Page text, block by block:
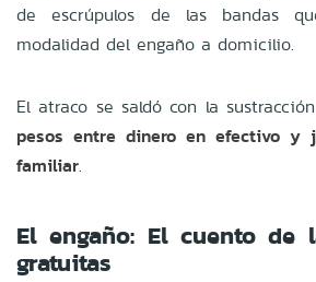
de escrúpulos de las bandas
modalidad del engaño a domicilio.
El atraco se saldó con la
pesos entre dinero en efectivo y
familiar.
El engaño: El cuento de
gratuitas